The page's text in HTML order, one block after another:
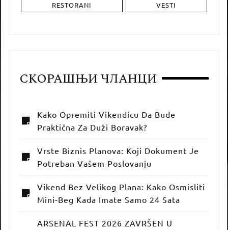
RESTORANI
VESTI
СКОРАШЊИ ЧЛАНЦИ
Kako Opremiti Vikendicu Da Bude
Praktična Za Duži Boravak?
Vrste Biznis Planova: Koji Dokument Je
Potreban Vašem Poslovanju
Vikend Bez Velikog Plana: Kako Osmisliti
Mini-Beg Kada Imate Samo 24 Sata
ARSENAL FEST 2026 ZAVRŠEN U